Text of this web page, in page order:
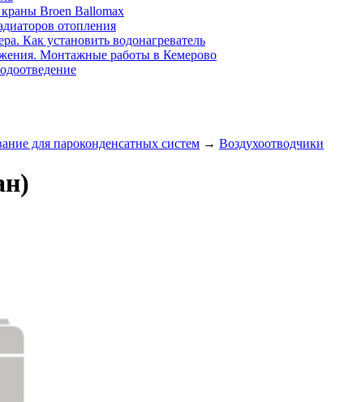
Broen Ballomax
отопления
Как установить водонагреватель
Монтажные работы в Кемерово
для пароконденсатных систем → Воздухоотводчики